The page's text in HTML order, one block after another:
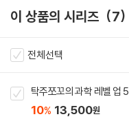
이 상품의 시리즈 7
전체선택
탁주쪼꼬의 과학 레벨 업 5
10% 13,500원